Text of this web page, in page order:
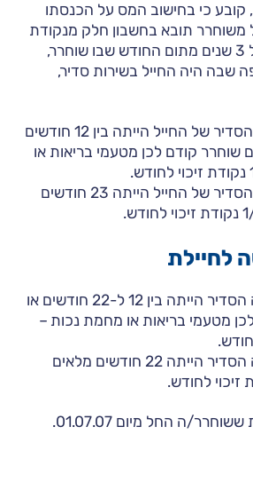
שפורסם בשנת 2007, קובע כי בחישוב המס על הכנסתו
משוחרר תובא בחשבון חלק מנקודת
זיכוי למשך תקופה של 3 שנים מתום החודש שבו שוחרר,
שבה היה החייל בשירות סדיר,
אם תקופת שירותו הסדיר של החייל הייתה בין 12 חודשים
אם שוחרר קודם לכן מטעמי בריאות או
אם תקופת שירותו הסדיר של החייל הייתה 23 חודשים
לחיילת
אם תקופת שירותה הסדיר הייתה בין 12 ל-22 חודשים או
מטעמי בריאות או מחמת נכות –
אם תקופת שירותה הסדיר הייתה 22 חודשים מלאים
ה החל מיום 01.07.07.